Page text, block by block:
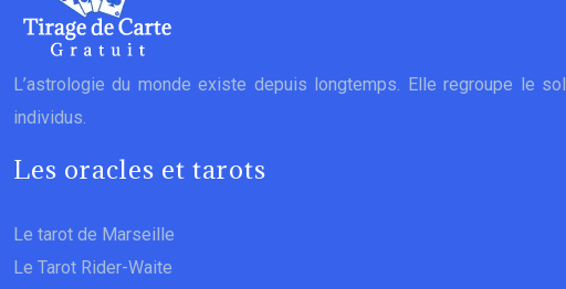
L’astrologie du monde existe depuis longtemps. Elle regroupe le
individus.
Les oracles et tarots
Le tarot de Marseille
Le Tarot Rider-Waite